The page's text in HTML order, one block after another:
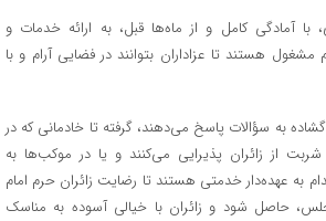
آمادگی کامل و از ماه‌ها قبل، به ارائه خدمات و
هستند تا عزاداران بتوانند در فضایی آرام و با
گشاده به سؤالات پاسخ می‌دهند، گرفته تا خادمانی که در
از زائران پذیرایی می‌کنند و یا در موکب‌ها به
به عهده‌دار خدمتی هستند تا رضایت زائران حرم امام
حاصل شود و زائران با خیالی آسوده به مناسک